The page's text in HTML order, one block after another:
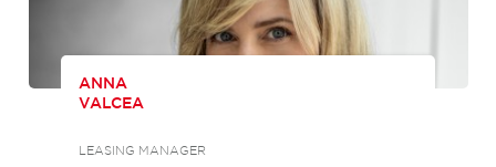
ANNA
VALCEA
LEASING MANAGER